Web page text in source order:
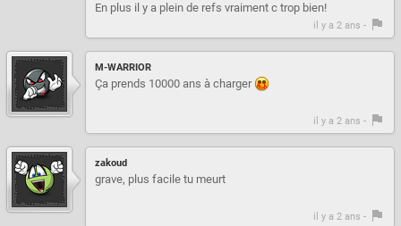
En plus il y a plein de refs vraiment c trop bien!
il y a 2 ans -
M-WARRIOR
Ça prends 10000 ans à charger
il y a 2 ans -
zakoud
grave, plus facile tu meurt
il y a 2 ans -